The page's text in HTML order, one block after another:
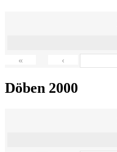
« ‹
Döben 2000